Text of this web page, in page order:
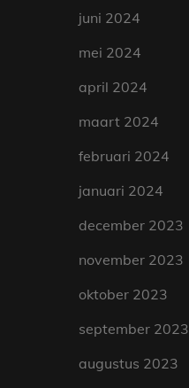
juni 2024
mei 2024
april 2024
maart 2024
februari 2024
januari 2024
december 2023
november 2023
oktober 2023
september 2023
augustus 2023